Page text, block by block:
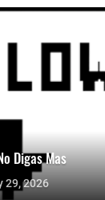
Digas Mas
29, 2026